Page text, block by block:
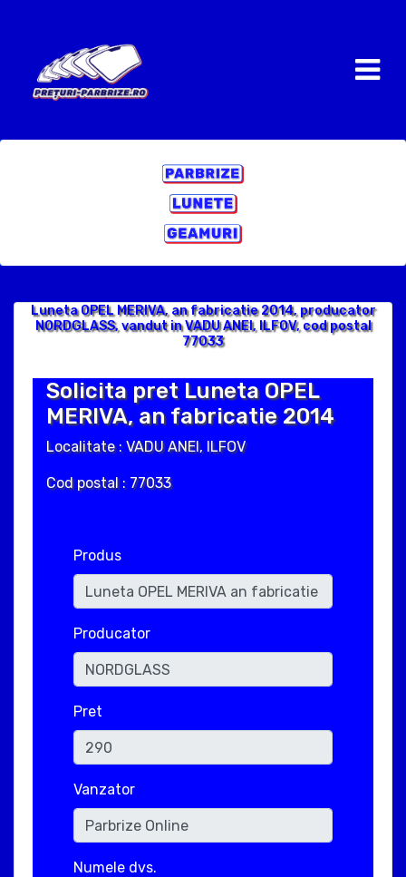
Luneta OPEL MERIVA, an fabricatie 2014, producator
NORDGLASS, vandut in VADU ANEI, ILFOV, cod postal
77033
Solicita pret Luneta OPEL
MERIVA, an fabricatie 2014
Localitate : VADU ANEI, ILFOV
Cod postal : 77033
Produs
Producator
Pret
Vanzator
Numele dvs.